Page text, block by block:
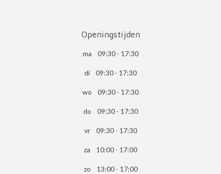
Openingstijden
ma 09:30 - 17:30
di 09:30 - 17:30
wo 09:30 - 17:30
do 09:30 - 17:30
vr 09:30 - 17:30
za 10:00 - 17:00
zo 13:00 - 17:00